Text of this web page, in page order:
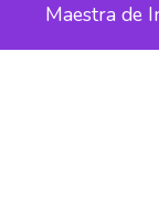
Maestra de